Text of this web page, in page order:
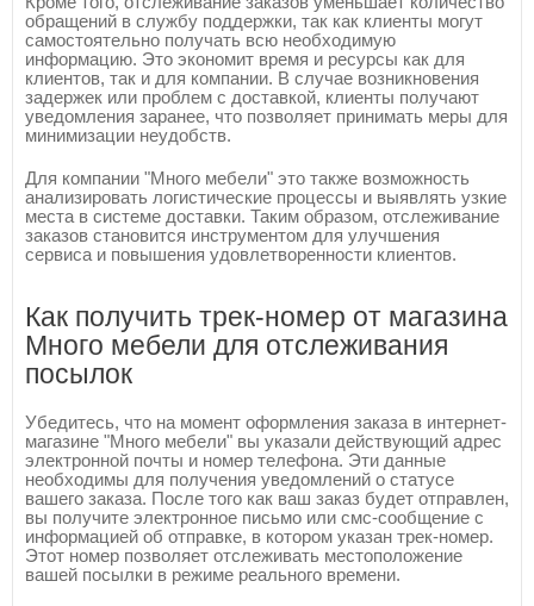
обращений в службу поддержки, так как клиенты могут
самостоятельно получать всю необходимую
информацию. Это экономит время и ресурсы как для
клиентов, так и для компании. В случае возникновения
задержек или проблем с доставкой, клиенты получают
уведомления заранее, что позволяет принимать меры для
минимизации неудобств.
Для компании "Много мебели" это также возможность
анализировать логистические процессы и выявлять узкие
места в системе доставки. Таким образом, отслеживание
заказов становится инструментом для улучшения
сервиса и повышения удовлетворенности клиентов.
Как получить трек-номер от магазина
Много мебели для отслеживания
посылок
Убедитесь, что на момент оформления заказа в интернет-
магазине "Много мебели" вы указали действующий адрес
электронной почты и номер телефона. Эти данные
необходимы для получения уведомлений о статусе
вашего заказа. После того как ваш заказ будет отправлен,
вы получите электронное письмо или смс-сообщение с
информацией об отправке, в котором указан трек-номер.
Этот номер позволяет отслеживать местоположение
вашей посылки в режиме реального времени.